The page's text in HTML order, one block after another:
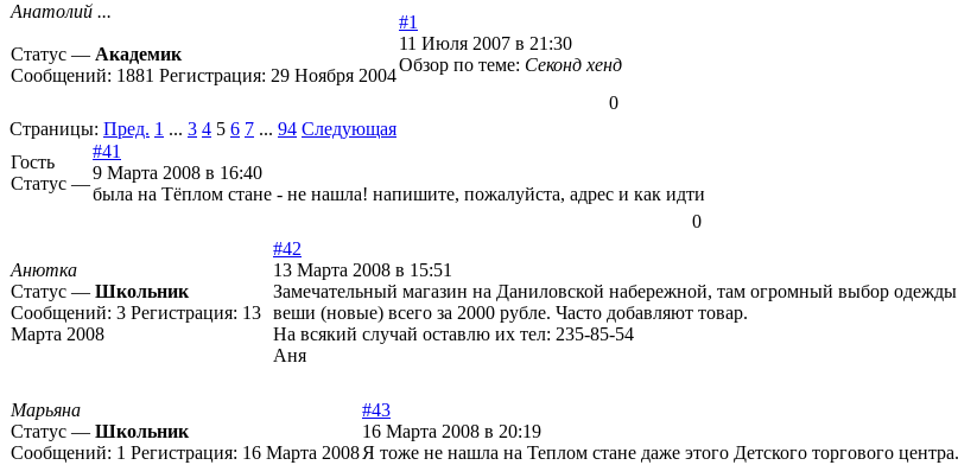
Анатолий ...
Статус — Академик
Сообщений: 1881 Регистрация: 29 Ноября 2004
#1
11 Июля 2007 в 21:30
Обзор по теме: Секонд хенд
0
Страницы: Пред. 1 ... 3 4 5 6 7 ... 94 Следующая
Гость
Статус —
#41
9 Марта 2008 в 16:40
была на Тёплом стане - не нашла! напишите, пожалуйста, адрес и как идти
0
Анютка
Статус — Школьник
Сообщений: 3 Регистрация: 13
Марта 2008
#42
13 Марта 2008 в 15:51
Замечательный магазин на Даниловской набережной, там огромный выбор
веши (новые) всего за 2000 рубле. Часто добавляют товар.
На всякий случай оставлю их тел: 235-85-54
Аня
Марьяна
Статус — Школьник
Сообщений: 1 Регистрация: 16 Марта 2008
#43
16 Марта 2008 в 20:19
Я тоже не нашла на Теплом стане даже этого Детского торгового